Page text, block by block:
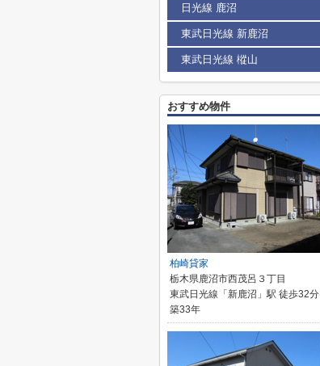
日光線 鹿沼
東武日光線 新鹿沼
東武日光線 樅山
おすすめ物件
柏崎貸家
栃木県鹿沼市西茂呂３丁目
東武日光線「新鹿沼」駅 徒歩32分
築33年